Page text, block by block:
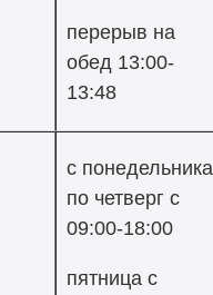
перерыв на
обед 13:00-
13:48
с понедельника
по четверг с
09:00-18:00
пятница с